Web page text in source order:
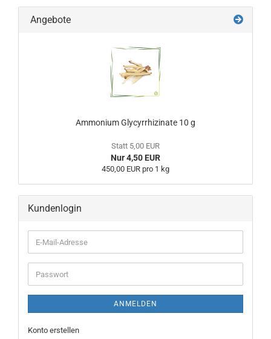
Angebote
Ammonium Glycyrrhizinate 10 g
Statt 5,00 EUR
Nur 4,50 EUR
450,00 EUR pro 1 kg
Kundenlogin
ANMELDEN
Konto erstellen